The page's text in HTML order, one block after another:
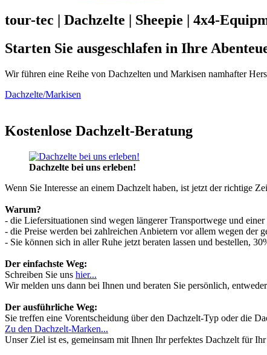
tour-tec | Dachzelte | Sheepie | 4x4-
Starten Sie ausgeschlafen in Ihre
Wir führen eine Reihe von Dachzelten und Markisen namhafter
Dachzelte/Markisen
Kostenlose Dachzelt-Beratung
Dachzelte bei uns erleben!
Wenn Sie Interesse an einem Dachzelt haben, ist jetzt der richtige
Warum?
- die Liefersituationen sind wegen längerer Transportwege und
- die Preise werden bei zahlreichen Anbietern vor allem wegen der
- Sie können sich in aller Ruhe jetzt beraten lassen und bestellen,
Der einfachste Weg:
Schreiben Sie uns hier...
Wir melden uns dann bei Ihnen und beraten Sie persönlich,
Der ausführliche Weg:
Sie treffen eine Vorentscheidung über den Dachzelt-Typ oder die
Zu den Dachzelt-Marken...
Unser Ziel ist es, gemeinsam mit Ihnen Ihr perfektes Dachzelt für